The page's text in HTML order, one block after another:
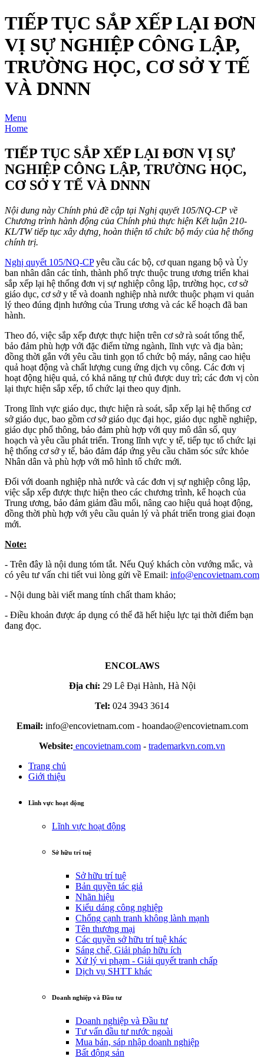
TIẾP TỤC SẮP XẾP LẠI ĐƠN
VỊ SỰ NGHIỆP CÔNG LẬP,
TRƯỜNG HỌC, CƠ SỞ Y TẾ
VÀ DNNN
Menu
Home
TIẾP TỤC SẮP XẾP LẠI ĐƠN VỊ SỰ
NGHIỆP CÔNG LẬP, TRƯỜNG HỌC,
CƠ SỞ Y TẾ VÀ DNNN
Nội dung này Chính phủ đề cập tại Nghị quyết 105/NQ-CP về
Chương trình hành động của Chính phủ thực hiện Kết luận 210-
KL/TW tiếp tục xây dựng, hoàn thiện tổ chức bộ máy của hệ thống
chính trị.
Nghị quyết 105/NQ-CPyêu cầu các bộ, cơ quan ngang bộ và Ủy
ban nhân dân các tỉnh, thành phố trực thuộc trung ương triển khai
sắp xếp lại hệ thống đơn vị sự nghiệp công lập, trường học, cơ sở
giáo dục, cơ sở y tế và doanh nghiệp nhà nước thuộc phạm vi quản
lý theo đúng định hướng của Trung ương và các kế hoạch đã ban
hành.
Theo đó, việc sắp xếp được thực hiện trên cơ sở rà soát tổng thể,
bảo đảm phù hợp với đặc điểm từng ngành, lĩnh vực và địa bàn;
đồng thời gắn với yêu cầu tinh gọn tổ chức bộ máy, nâng cao hiệu
quả hoạt động và chất lượng cung ứng dịch vụ công. Các đơn vị
hoạt động hiệu quả, có khả năng tự chủ được duy trì; các đơn vị còn
lại thực hiện sắp xếp, tổ chức lại theo quy định.
Trong lĩnh vực giáo dục, thực hiện rà soát, sắp xếp lại hệ thống cơ
sở giáo dục, bao gồm cơ sở giáo dục đại học, giáo dục nghề nghiệp,
giáo dục phổ thông, bảo đảm phù hợp với quy mô dân số, quy
hoạch và yêu cầu phát triển. Trong lĩnh vực y tế, tiếp tục tổ chức lại
hệ thống cơ sở y tế, bảo đảm đáp ứng yêu cầu chăm sóc sức khỏe
Nhân dân và phù hợp với mô hình tổ chức mới.
Đối với doanh nghiệp nhà nước và các đơn vị sự nghiệp công lập,
việc sắp xếp được thực hiện theo các chương trình, kế hoạch của
Trung ương, bảo đảm giảm đầu mối, nâng cao hiệu quả hoạt động,
đồng thời phù hợp với yêu cầu quản lý và phát triển trong giai đoạn
mới.
Note:
- Trên đây là nội dung tóm tắt. Nếu Quý khách còn vướng mắc, và
có yêu tư vấn chi tiết vui lòng gửi về Email: info​@​encovietnam.com
- Nội dung bài viết mang tính chất tham khảo;
- Điều khoản được áp dụng có thể đã hết hiệu lực tại thời điểm bạn
đang đọc.
ENCOLAWS
Địa chỉ: 29 Lê Đại Hành, Hà Nội
Tel: 024 3943 3614
Email: info@encovietnam.com- hoandao@encovietnam.com
Website: encovietnam.com - trademarkvn.com.vn
Trang chủ
Giới thiệu
Lĩnh vực hoạt động
Lĩnh vực hoạt động
Sở hữu trí tuệ
Sở hữu trí tuệ
Bản quyền tác giả
Nhãn hiệu
Kiểu dáng công nghiệp
Chống cạnh tranh không lành mạnh
Tên thương mại
Các quyền sở hữu trí tuệ khác
Sáng chế, Giải pháp hữu ích
Xử lý vi phạm - Giải quyết tranh chấp
Dịch vụ SHTT khác
Doanh nghiệp và Đầu tư
Doanh nghiệp và Đầu tư
Tư vấn đầu tư nước ngoài
Mua bán, sáp nhập doanh nghiệp
Bất động sản